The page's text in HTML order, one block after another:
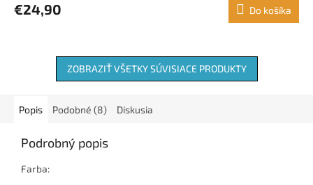
€24,90 Do košíka
ZOBRAZIŤ VŠETKY SÚVISIACE PRODUKTY
Popis Podobné (8) Diskusia
Podrobný popis
Farba: